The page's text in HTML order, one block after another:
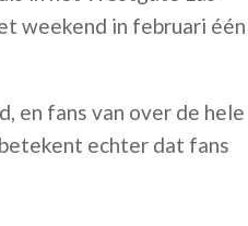
weekend in februari één
en fans van over de hele
echter dat fans